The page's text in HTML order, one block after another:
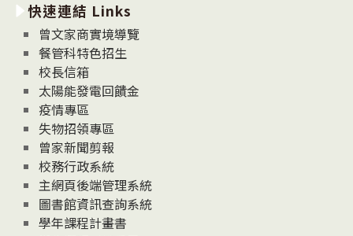
消
息
News
快速連結 Links
曾文家商實境導覽
餐管科特色招生
校長信箱
太陽能發電回饋金
疫情專區
失物招領專區
曾家新聞剪報
校務行政系統
主網頁後端管理系統
圖書館資訊查詢系統
學年課程計畫書